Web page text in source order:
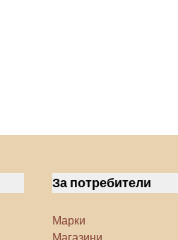
За потребители
Марки
Магазини